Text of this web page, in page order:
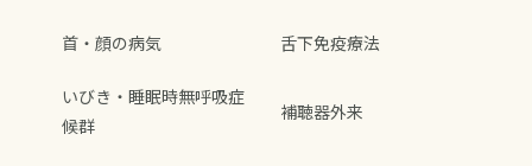
首・顔の病気 舌下免疫療法
いびき・睡眠時無呼吸症
候群
補聴器外来